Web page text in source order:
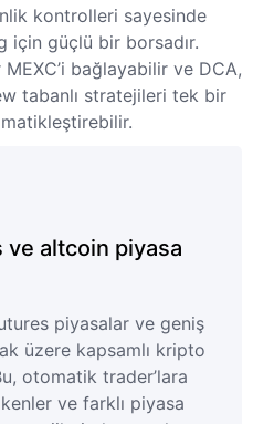
kontrolleri sayesinde
güçlü bir borsadır.
bağlayabilir ve DCA,
tabanlı stratejileri tek bir
altcoin piyasa
piyasalar ve geniş
üzere kapsamlı kripto
otomatik trader’lara
ve farklı piyasa